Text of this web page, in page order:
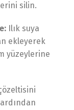
silin.
Ilık suya
ekleyerek
yüzeylerine